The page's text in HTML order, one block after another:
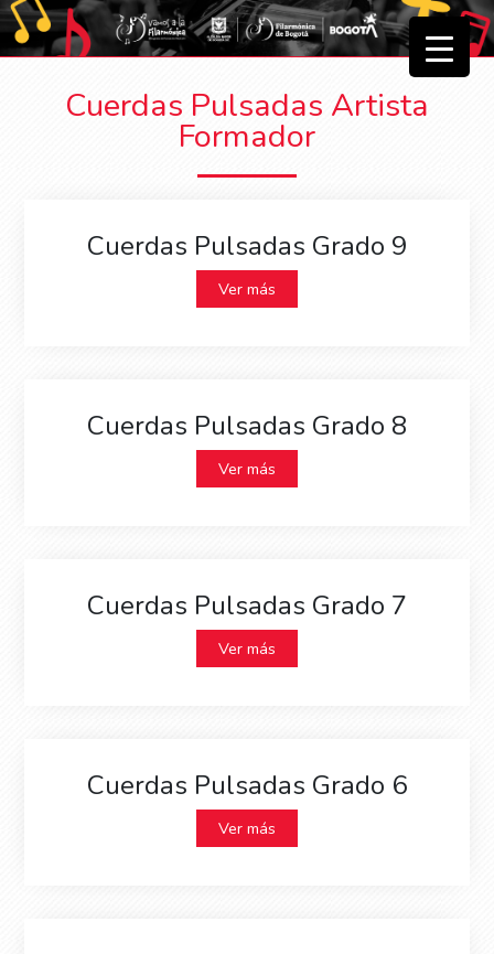
Cuerdas Pulsadas Artista
Formador
Cuerdas Pulsadas Grado 9
Ver más
Cuerdas Pulsadas Grado 8
Ver más
Cuerdas Pulsadas Grado 7
Ver más
Cuerdas Pulsadas Grado 6
Ver más